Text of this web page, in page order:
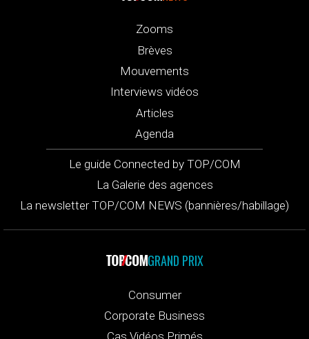
Zooms
Brèves
Mouvements
Interviews vidéos
Articles
Agenda
Le guide Connected by TOP/COM
La Galerie des agences
La newsletter TOP/COM NEWS (bannières/habillage)
GRAND PRIX
Consumer
Corporate Business